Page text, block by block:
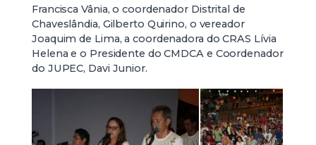
Francisca Vânia, o coordenador Distrital de
Chaveslândia, Gilberto Quirino, o vereador
Joaquim de Lima, a coordenadora do CRAS Lívia
Helena e o Presidente do CMDCA e Coordenador
do JUPEC, Davi Junior.